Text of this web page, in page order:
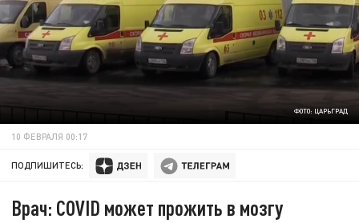
ФОТО: ЦАРЬГРАД
10 ФЕВРАЛЯ 00:17
ПОДПИШИТЕСЬ:
Врач: COVID может прожить в мозгу